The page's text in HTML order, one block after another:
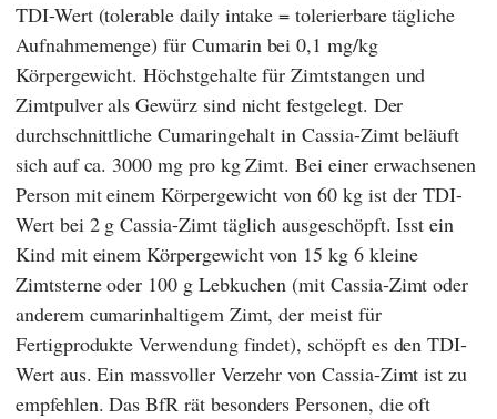
TDI-Wert (tolerable daily intake = tolerierbare tägliche
Aufnahmemenge) für Cumarin bei 0,1 mg/kg
Körpergewicht. Höchstgehalte für Zimtstangen und
Zimtpulver als Gewürz sind nicht festgelegt. Der
durchschnittliche Cumaringehalt in Cassia-Zimt beläuft
sich auf ca. 3000 mg pro kg Zimt. Bei einer erwachsenen
Person mit einem Körpergewicht von 60 kg ist der TDI-
Wert bei 2 g Cassia-Zimt täglich ausgeschöpft. Isst ein
Kind mit einem Körpergewicht von 15 kg 6 kleine
Zimtsterne oder 100 g Lebkuchen (mit Cassia-Zimt oder
anderem cumarinhaltigem Zimt, der meist für
Fertigprodukte Verwendung findet), schöpft es den TDI-
Wert aus. Ein massvoller Verzehr von Cassia-Zimt ist zu
empfehlen. DasBfR rät besonders Personen, die oft